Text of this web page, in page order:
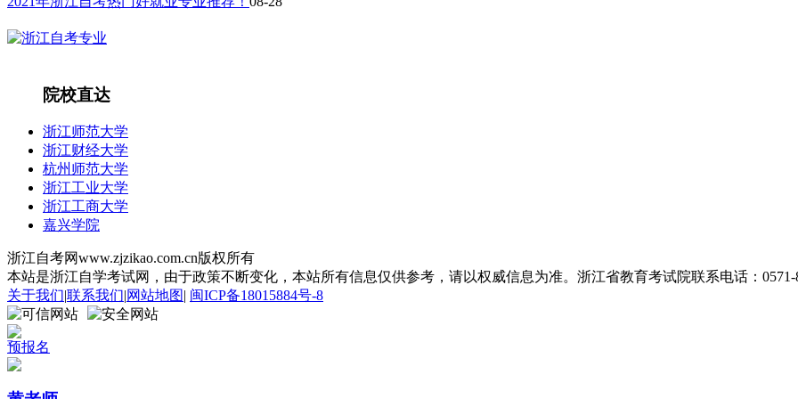
院校直达
浙江师范大学
浙江财经大学
杭州师范大学
浙江工业大学
浙江工商大学
嘉兴学院
浙江自考网www.zjzikao.com.cn版权所有
本站是浙江自学考试网，由于政策不断变化，本站所有信息仅供参考，请以权威信息为准。浙江省教育考试院联系电话：0571-
关于我们|联系我们|网站地图| 闽ICP备18015884号-8
预报名